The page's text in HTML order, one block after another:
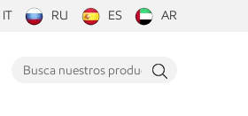
IT RU ES AR